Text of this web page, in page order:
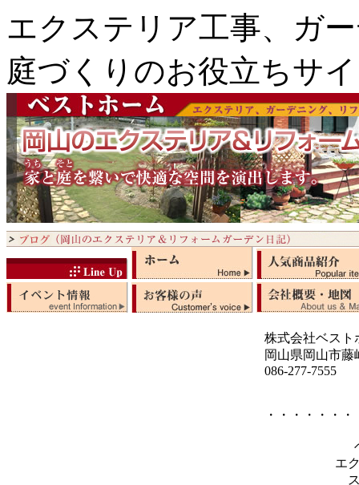
エクステリア工事、ガ
庭づくりのお役立ちサ
株式会社ベスト
岡山県岡山市藤
086-277-7555
・・・・・・
エ